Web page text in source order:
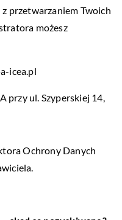
przetwarzaniem Twoich
możesz
icea.pl
przy ul. Szyperskiej 14,
Ochrony Danych